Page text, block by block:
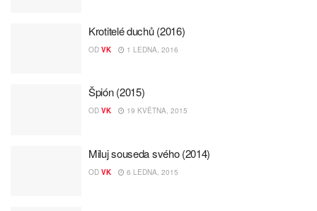
Krotitelé duchů (2016)
OD VK 1 LEDNA, 2016
Špión (2015)
OD VK 19 KVĚTNA, 2015
Miluj souseda svého (2014)
OD VK 6 LEDNA, 2015